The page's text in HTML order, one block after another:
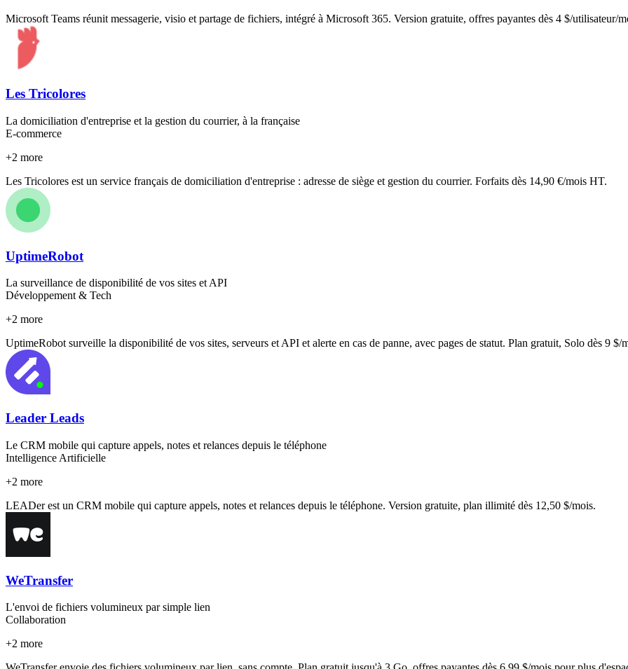
Microsoft Teams réunit messagerie, visio et partage de fichiers, intégré à Microsoft 365. Version gratuite, offres payantes dès 4 $/utilisateur/
Les Tricolores
La domiciliation d'entreprise et la gestion du courrier, à la française
E-commerce
+2 more
Les Tricolores est un service français de domiciliation d'entreprise : adresse de siège et gestion du courrier. Forfaits dès 14,90 €/mois HT.
UptimeRobot
La surveillance de disponibilité de vos sites et API
Développement & Tech
+2 more
UptimeRobot surveille la disponibilité de vos sites, serveurs et API et alerte en cas de panne, avec pages de statut. Plan gratuit, Solo dès 9 $/
Leader Leads
Le CRM mobile qui capture appels, notes et relances depuis le téléphone
Intelligence Artificielle
+2 more
LEADer est un CRM mobile qui capture appels, notes et relances depuis le téléphone. Version gratuite, plan illimité dès 12,50 $/mois.
WeTransfer
L'envoi de fichiers volumineux par simple lien
Collaboration
+2 more